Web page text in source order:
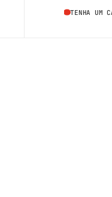
TENHA UM